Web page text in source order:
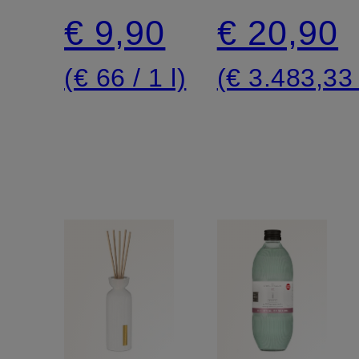
€ 9,90
(€ 66 / 1 l)
de auto
€ 20,90
(€